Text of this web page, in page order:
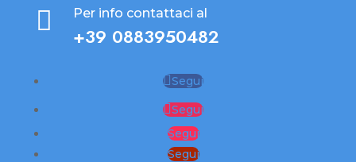
 Per info contattaci al
+39 0883950482
Segui
Segui
Segui
Segui